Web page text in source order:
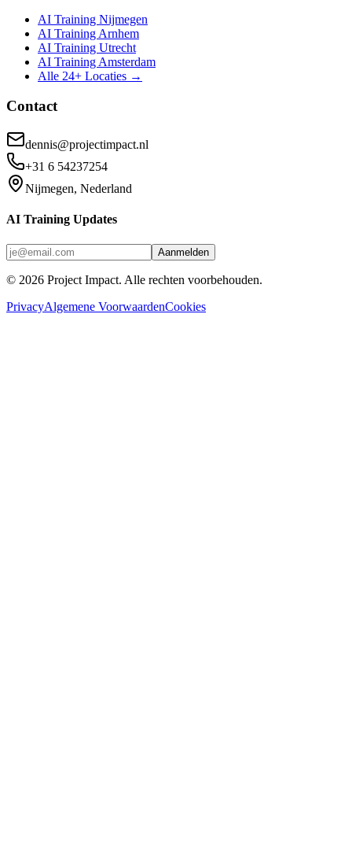
AI Training Nijmegen
AI Training Arnhem
AI Training Utrecht
AI Training Amsterdam
Alle 24+ Locaties →
Contact
dennis@projectimpact.nl
+31 6 54237254
Nijmegen, Nederland
AI Training Updates
Aanmelden
© 2026 Project Impact. Alle rechten voorbehouden.
PrivacyAlgemene VoorwaardenCookies